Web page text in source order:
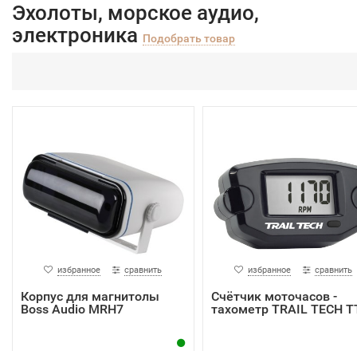
Эхолоты, морское аудио,
электроника Подобрать товар
избранное сравнить
Корпус для магнитолы
Boss Audio MRH7
избранное сравнить
Счётчик моточасов -
тахометр TRAIL TECH